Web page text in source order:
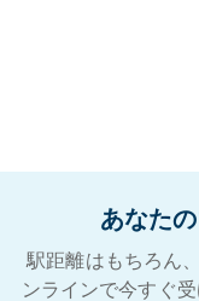
あなた
駅距離はもちろん
ンラインで今すぐ